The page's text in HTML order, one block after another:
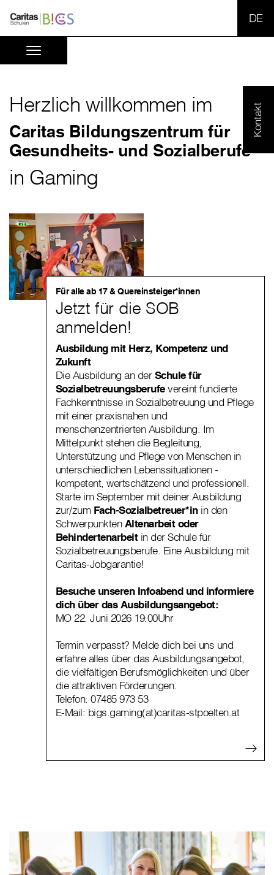
Kontakt
Herzlich willkommen im
Caritas Bildungszentrum für
Gesundheits- und Sozialberufe
in Gaming
Für alle ab 17 & Quereinsteiger*innen
Jetzt für die SOB
anmelden!
Ausbildung mit Herz, Kompetenz und
Zukunft
Die Ausbildung an derSchule für
Sozialbetreuungsberufevereint fundierte
Fachkenntnisse in Sozialbetreuung und Pflege
mit einer praxisnahen und
menschenzentrierten Ausbildung. Im
Mittelpunkt stehen die Begleitung,
Unterstützung und Pflege von Menschen in
unterschiedlichen Lebenssituationen -
kompetent, wertschätzend und professionell.
Starte im September mit deiner Ausbildung
zur/zum Fach-Sozialbetreuer*inin den
SchwerpunktenAltenarbeit oder
Behindertenarbeitin der Schule für
Sozialbetreuungsberufe. Eine Ausbildung mit
Caritas-Jobgarantie!
Besuche unseren Infoabend und informiere
dich über das Ausbildungsangebot:
MO 22. Juni 2026 19:00Uhr
Termin verpasst? Melde dich bei uns und
erfahre alles über das Ausbildungsangebot,
die vielfältigen Berufsmöglichkeiten und über
die attraktiven Förderungen.
Telefon:07485 973 53
E-Mail: bigs.gaming(at)caritas-stpoelten.at